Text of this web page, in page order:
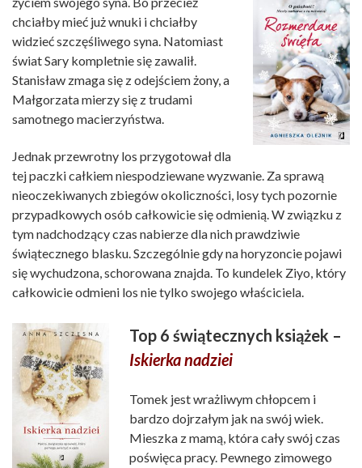
chciałby mieć już wnuki i chciałby
widzieć szczęśliwego syna. Natomiast
świat Sary kompletnie się zawalił.
Stanisław zmaga się z odejściem żony, a
Małgorzata mierzy się z trudami
samotnego macierzyństwa.
Jednak przewrotny los przygotował dla
tej paczki całkiem niespodziewane wyzwanie. Za sprawą
nieoczekiwanych zbiegów okoliczności, losy tych pozornie
przypadkowych osób całkowicie się odmienią. W związku z
tym nadchodzący czas nabierze dla nich prawdziwie
świątecznego blasku. Szczególnie gdy na horyzoncie pojawi
się wychudzona, schorowana znajda. To kundelek Ziyo, który
całkowicie odmieni los nie tylko swojego właściciela.
Top 6 świątecznych książek –
Iskierka nadziei
Tomek jest wrażliwym chłopcem i
bardzo dojrzałym jak na swój wiek.
Mieszka z mamą, która cały swój czas
poświęca pracy. Pewnego zimowego